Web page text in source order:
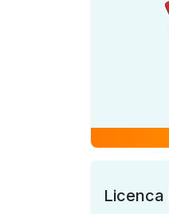
Licenca